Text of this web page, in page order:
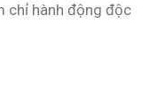
chỉ hành động độc